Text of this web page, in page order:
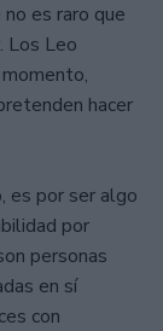
es raro que
Los Leo
hacer
es por ser algo
por
personas
en sí
con